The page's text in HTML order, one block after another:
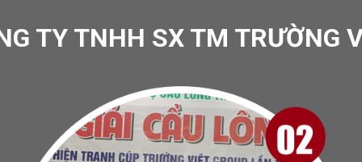
TY TNHH SX TM TRƯỜNG